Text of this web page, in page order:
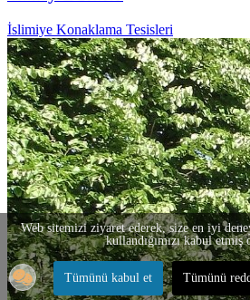
İslimiye Konaklama Tesisleri
Web sitemizi ziyaret ederek, size en iyi
kullandığımızı kabul etmiş
Tümünü kabul et Tümünü